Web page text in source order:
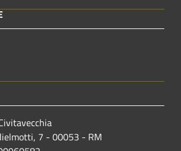
7 - 00053 - RM